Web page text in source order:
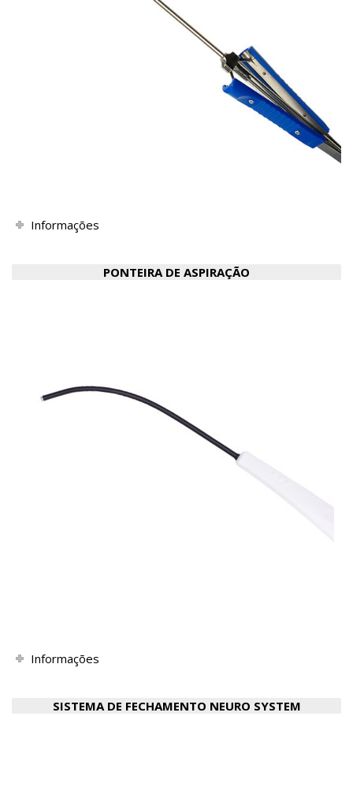
Informações
PONTEIRA DE ASPIRAÇÃO
Informações
SISTEMA DE FECHAMENTO NEURO SYSTEM